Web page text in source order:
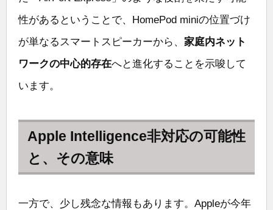
性があるということで、HomePod miniの位置づけ
が単なるスマートスピーカーから、 家庭内ネット
ワークの中心的存在へと進化することを示唆して
います。
Apple Intelligence非対応の可能性
と、その意味
一方で、少し残念な情報もあります。Appleが今年